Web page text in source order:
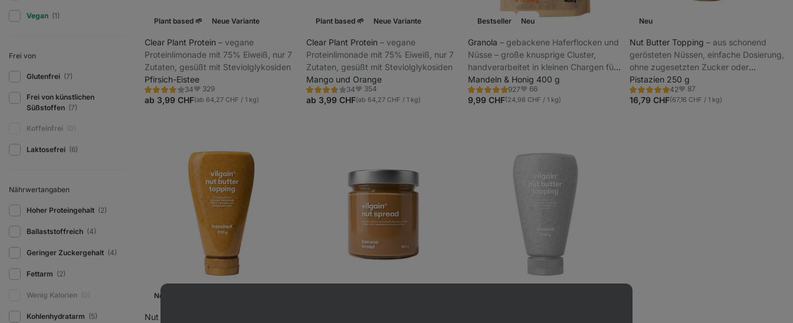
Vegan (1)
Frei von
Glutenfrei (7)
Frei von künstlichen
Süßstoffen (7)
Koffeinfrei (0)
Laktosefrei (6)
Nährwertangaben
Hoher Proteingehalt (2)
Ballaststoffreich (4)
Geringer Zuckergehalt (4)
Fettarm (2)
Wenig Kalorien (0)
Kohlenhydratarm (5)
Plant based 🌱 Neue Variante
Clear Plant Protein ⁠–⁠ vegane
Proteinlimonade mit 75% Eiweiß, nur 7
Zutaten, gesüßt mit Steviolglykosiden
Pfirsich-Eistee
34
Bewertung
3.7/5,
34
Favoriten
329
ab 3,99 CHF(ab 64,27 CHF / 1 kg)
Plant based 🌱 Neue Variante
Clear Plant Protein ⁠–⁠ vegane
Proteinlimonade mit 75% Eiweiß, nur 7
Zutaten, gesüßt mit Steviolglykosiden
Mango und Orange
34
Bewertung
3.7/5,
34
Favoriten
354
ab 3,99 CHF(ab 64,27 CHF / 1 kg)
Bestseller Neu
Granola ⁠–⁠ gebackene Haferflocken und
Nüsse – große knusprige Cluster,
handverarbeitet in kleinen Chargen für
maximale Frische, gluten- und
zuckerfrei
Mandeln & Honig 400 g
927
Bewertung
4.8/5,
927
Favoriten
66
9,99 CHF(24,98 CHF / 1 kg)
Neu
Nut Butter Topping ⁠–⁠ aus schonend
gerösteten Nüssen, einfache Dosierung,
ohne zugesetzten Zucker oder
synthetische Zusatzstoffe
Pistazien 250 g
42
Bewertung
4.8/5,
42
Favoriten
87
16,79 CHF(67,16 CHF / 1 kg)
Neu
Nut Butter Topping